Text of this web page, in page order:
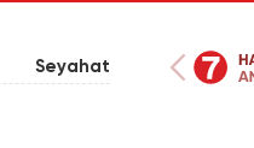
Seyahat